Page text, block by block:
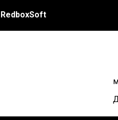
RedboxSoft